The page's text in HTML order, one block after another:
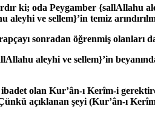
ki; oda Peygamber {sallAllahu
aleyhi ve sellem}’in temiz
sonradan öğrenmiş olanları
aleyhi ve sellem}’in
olan Kur’ân-ı Kerîm-i
açıklanan şeyi (Kur’ân-ı